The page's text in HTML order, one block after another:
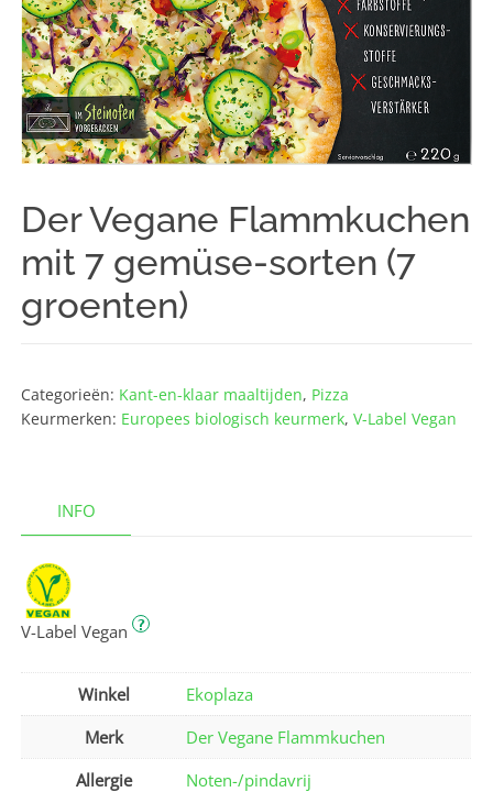
Der Vegane Flammkuchen
mit 7 gemüse-sorten (7
groenten)
Categorieën: Kant-en-klaar maaltijden, Pizza
Keurmerken: Europees biologisch keurmerk,V-Label Vegan
INFO
V-Label Vegan ?
Winkel
Ekoplaza
Merk
Der Vegane Flammkuchen
Allergie
Noten-/pindavrij